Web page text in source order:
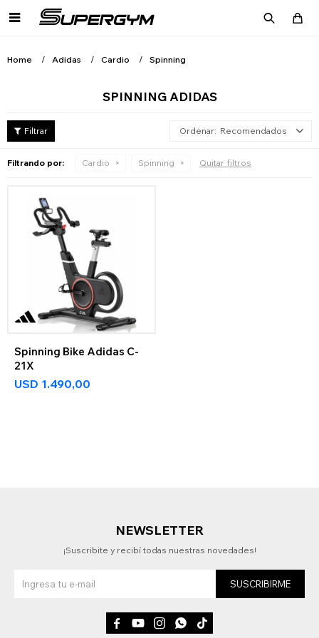

Home Adidas Cardio Spinning
SPINNING ADIDAS
Recomendados
Filtrando por: Cardio Spinning Quitar filtros
Spinning Bike Adidas C-
21X
USD 1.490,00
NEWSLETTER
¡Suscribite y recibí todas nuestras novedades!
SUSCRIBIRME
    